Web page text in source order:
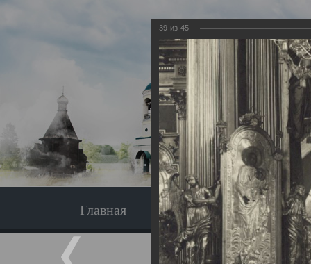
Главная Экскурсия
39 из 45